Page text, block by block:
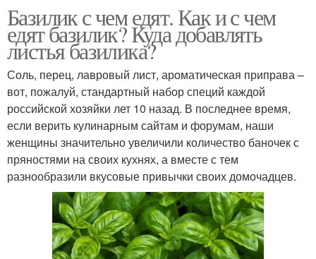
Базилик с чем едят. Как и с чем
едят базилик? Куда добавлять
листья базилика?
Соль, перец, лавровый лист, ароматическая приправа –
вот, пожалуй, стандартный набор специй каждой
российской хозяйки лет 10 назад. В последнее время,
если верить кулинарным сайтам и форумам, наши
женщины значительно увеличили количество баночек с
пряностями на своих кухнях, а вместе с тем
разнообразили вкусовые привычки своих домочадцев.